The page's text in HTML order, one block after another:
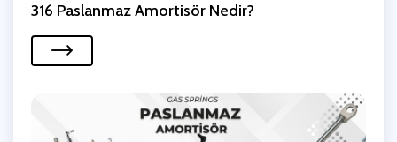
316 Paslanmaz Amortisör Nedir?